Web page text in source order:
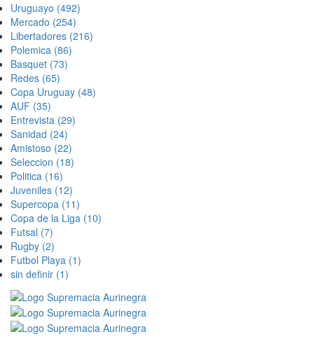
Uruguayo (492)
Mercado (254)
Libertadores (216)
Polemica (86)
Basquet (73)
Redes (65)
Copa Uruguay (48)
AUF (35)
Entrevista (29)
Sanidad (24)
Amistoso (22)
Seleccion (18)
Politica (16)
Juveniles (12)
Supercopa (11)
Copa de la Liga (10)
Futsal (7)
Rugby (2)
Futbol Playa (1)
sin definir (1)